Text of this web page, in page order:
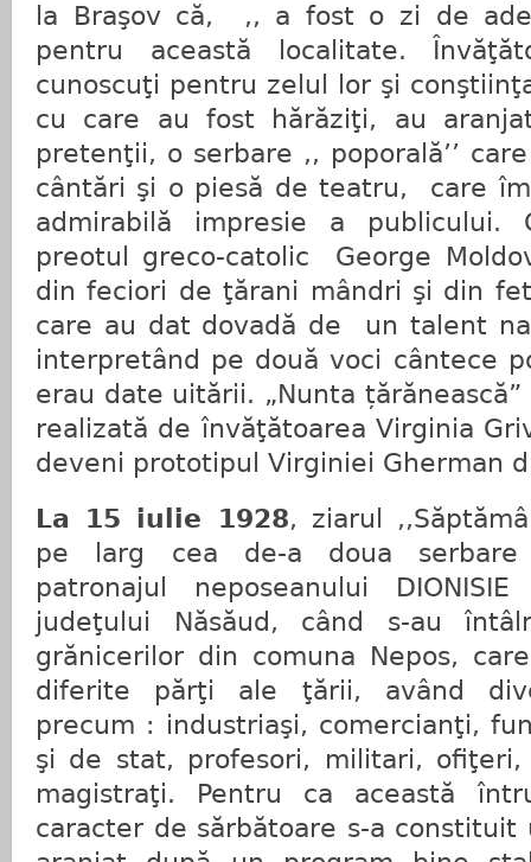
la Braşov că,
,, a fost o zi de
pentru această localitate.
cunoscuţi pentru zelul lor şi
cu care au fost hărăziţi, au
pretenţii, o serbare ,, poporală’’
cântări şi o piesă de teatru,
care
admirabilă impresie a publicului.
preotul greco-catolic George
din feciori de ţărani mândri şi din
care au dat dovadă de
un talent
interpretând pe două voci cântece
erau date uitării. „Nunta
realizată de învăţătoarea Virginia
deveni prototipul Virginiei Gherman
La 15 iulie 1928, ziarul
pe larg cea de-a doua serbare
patronajul neposeanului
judeţului Năsăud, când s-au
grănicerilor din comuna Nepos,
diferite părţi ale ţării, având
precum : industriaşi, comercianţi,
şi de stat, profesori, militari, ofiţeri,
magistraţi. Pentru ca această
caracter de sărbătoare s-a